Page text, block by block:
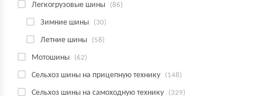
Легкогрузовые шины (86)
Зимние шины (30)
Летние шины (58)
Мотошины (62)
Сельхоз шины на прицепную технику (148)
Сельхоз шины на самоходную технику (329)